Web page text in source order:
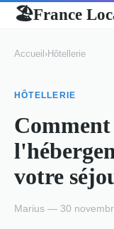
🏖France
Accueil ›Hôtellerie
HÔTELLERIE
votre
Marius — 30